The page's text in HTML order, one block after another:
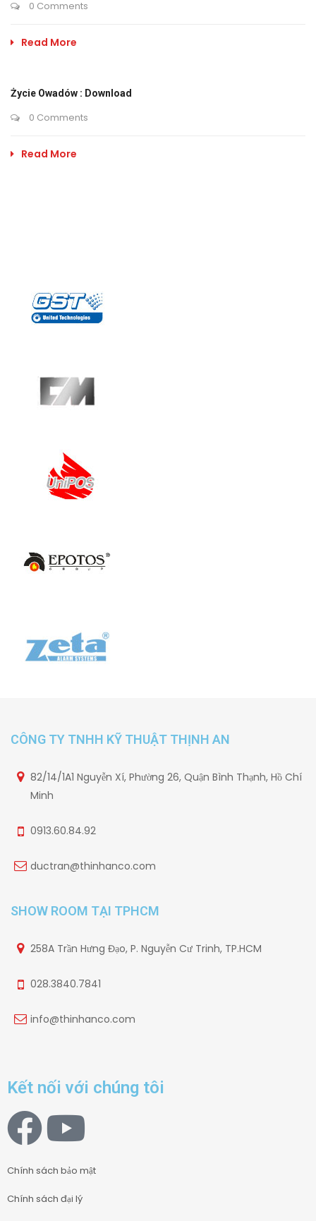
0 Comments
Read More
Życie Owadów : Download
0 Comments
Read More
CÔNG TY TNHH KỸ THUẬT THỊNH AN
82/14/1A1 Nguyễn Xí, Phường 26, Quận Bình Thạnh, Hồ Chí
Minh
0913.60.84.92
ductran@thinhanco.com
SHOW ROOM TẠI TPHCM
258A Trần Hưng Đạo, P. Nguyễn Cư Trinh, TP.HCM
028.3840.7841
info@thinhanco.com
Kết nối với chúng tôi
Chính sách bảo mật
Chính sách đại lý